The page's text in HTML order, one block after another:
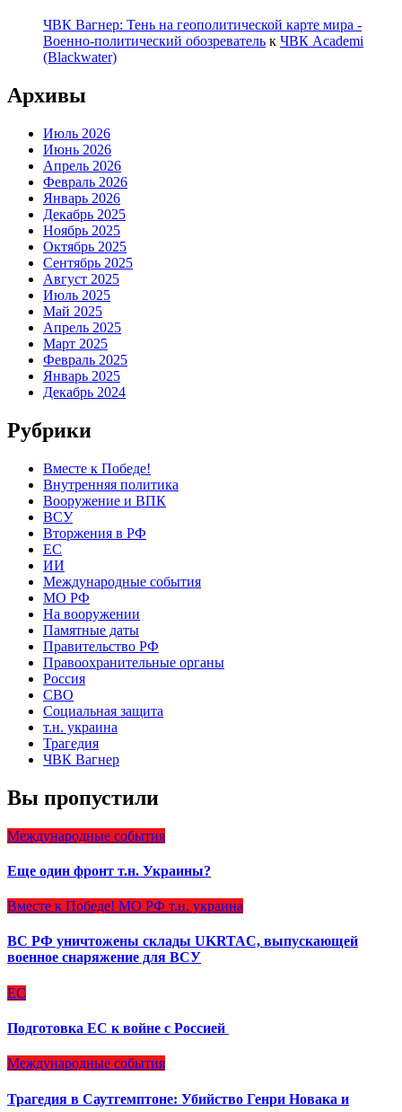
ЧВК Вагнер: Тень на геополитической карте мира -
Военно-политический обозреватель к ЧВК Academi
(Blackwater)
Архивы
Июль 2026
Июнь 2026
Апрель 2026
Февраль 2026
Январь 2026
Декабрь 2025
Ноябрь 2025
Октябрь 2025
Сентябрь 2025
Август 2025
Июль 2025
Май 2025
Апрель 2025
Март 2025
Февраль 2025
Январь 2025
Декабрь 2024
Рубрики
Вместе к Победе!
Внутренняя политика
Вооружение и ВПК
ВСУ
Вторжения в РФ
ЕС
ИИ
Международные события
МО РФ
На вооружении
Памятные даты
Правительство РФ
Правоохранительные органы
Россия
СВО
Социальная защита
т.н. украина
Трагедия
ЧВК Вагнер
Вы пропустили
Международные события
Еще один фронт т.н. Украины?
Вместе к Победе! МО РФ т.н. украина
ВС РФ уничтожены склады UKRTAC, выпускающей
военное снаряжение для ВСУ
ЕС
Подготовка ЕС к войне с Россией
Международные события
Трагедия в Саутгемптоне: Убийство Генри Новака и